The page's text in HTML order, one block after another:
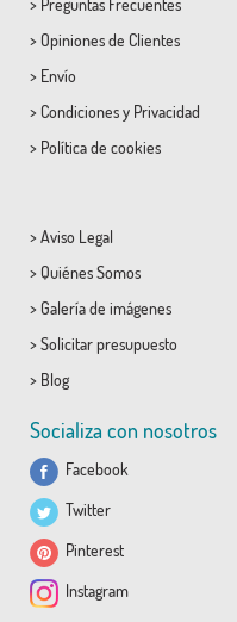
> Opiniones de Clientes
> Envío
> Condicionesy Privacidad
> Política de cookies
> Aviso Legal
> Quiénes Somos
> Galería de imágenes
> Solicitar presupuesto
> Blog
Socializa con nosotros
Facebook
Twitter
Pinterest
Instagram